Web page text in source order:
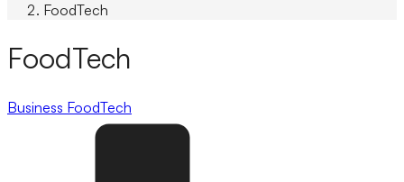
FoodTech
FoodTech
Business FoodTech